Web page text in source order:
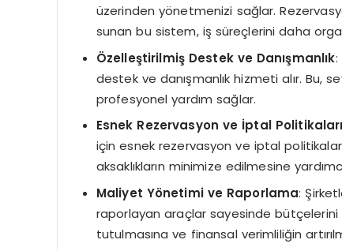
üzerinden yönetmenizi sağlar.
sunan bu sistem, iş süreçlerini daha
Özelleştirilmiş Destek ve Danışmanlık:
destek ve danışmanlık hizmeti alır. Bu,
profesyonel yardım sağlar.
Esnek Rezervasyon ve İptal Politikaları
için esnek rezervasyon ve iptal
aksaklıkların minimize edilmesine
Maliyet Yönetimi ve Raporlama:
raporlayan araçlar sayesinde
tutulmasına ve finansal verimliliğin